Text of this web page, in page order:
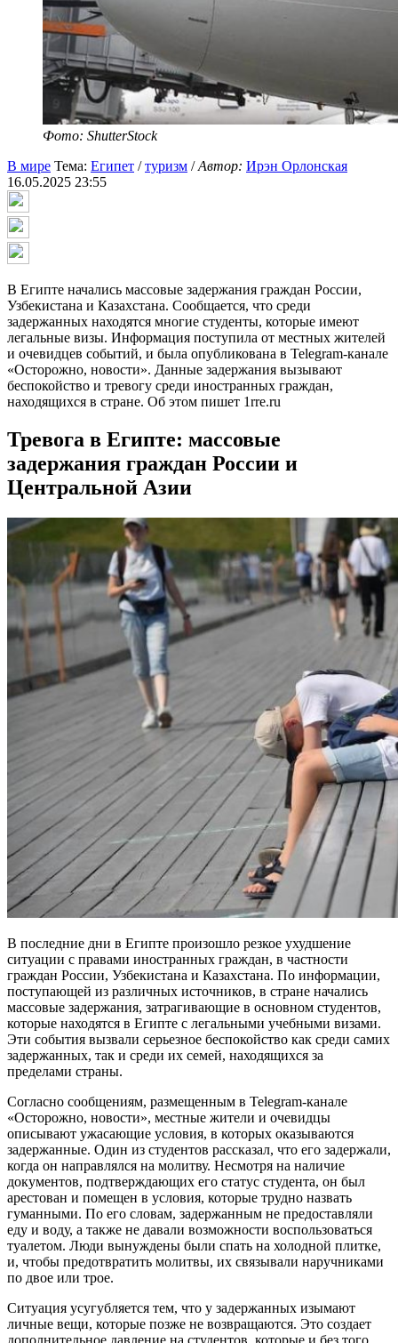
Фото: ShutterStock
В мире Тема: Египет /туризм /Автор: Ирэн Орлонская
16.05.2025 23:55
В Египте начались массовые задержания граждан России,
Узбекистана и Казахстана. Сообщается, что среди
задержанных находятся многие студенты, которые имеют
легальные визы. Информация поступила от местных жителей
и очевидцев событий, и была опубликована в Telegram-канале
«Осторожно, новости». Данные задержания вызывают
беспокойство и тревогу среди иностранных граждан,
находящихся в стране. Об этом пишет 1rre.ru
Тревога в Египте: массовые
задержания граждан России и
Центральной Азии
В последние дни в Египте произошло резкое ухудшение
ситуации с правами иностранных граждан, в частности
граждан России, Узбекистана и Казахстана. По информации,
поступающей из различных источников, в стране начались
массовые задержания, затрагивающие в основном студентов,
которые находятся в Египте с легальными учебными визами.
Эти события вызвали серьезное беспокойство как среди самих
задержанных, так и среди их семей, находящихся за
пределами страны.
Согласно сообщениям, размещенным в Telegram-канале
«Осторожно, новости», местные жители и очевидцы
описывают ужасающие условия, в которых оказываются
задержанные. Один из студентов рассказал, что его задержали,
когда он направлялся на молитву. Несмотря на наличие
документов, подтверждающих его статус студента, он был
арестован и помещен в условия, которые трудно назвать
гуманными. По его словам, задержанным не предоставляли
еду и воду, а также не давали возможности воспользоваться
туалетом. Люди вынуждены были спать на холодной плитке,
и, чтобы предотвратить молитвы, их связывали наручниками
по двое или трое.
Ситуация усугубляется тем, что у задержанных изымают
личные вещи, которые позже не возвращаются. Это создает
дополнительное давление на студентов, которые и без того